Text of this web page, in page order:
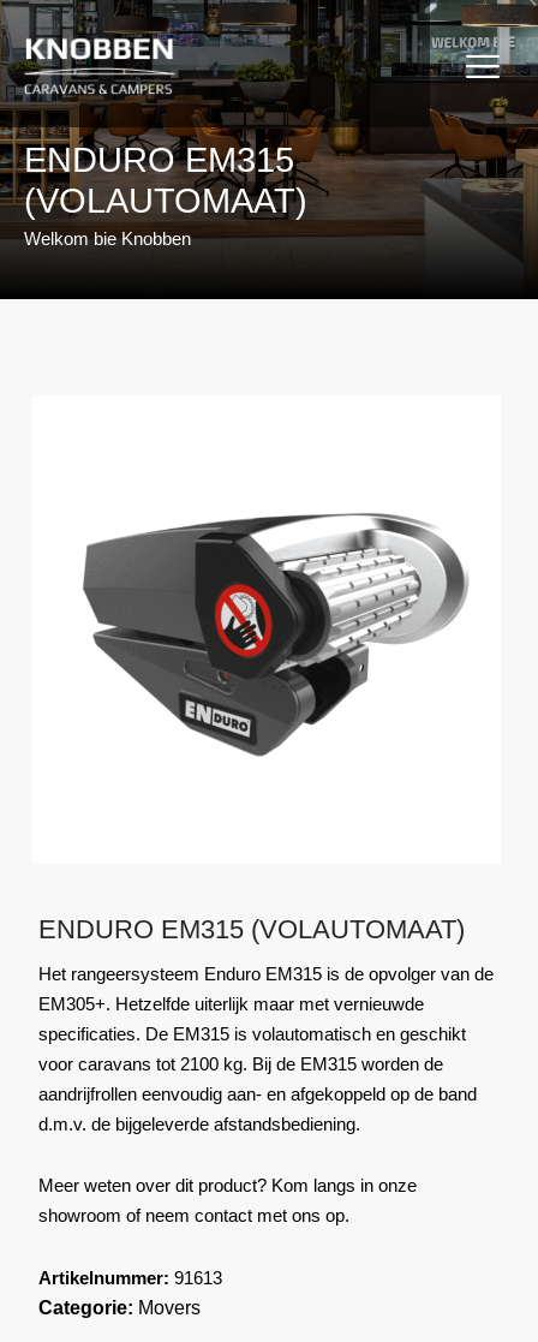
Ga
naar
de
inhoud
ENDURO EM315
(VOLAUTOMAAT)
Welkom bie Knobben
ENDURO EM315 (VOLAUTOMAAT)
Het rangeersysteem Enduro EM315 is de opvolger van de
EM305+. Hetzelfde uiterlijk maar met vernieuwde
specificaties. De EM315 is volautomatisch en geschikt
voor caravans tot 2100 kg. Bij de EM315 worden de
aandrijfrollen eenvoudig aan- en afgekoppeld op de band
d.m.v. de bijgeleverde afstandsbediening.
Meer weten over dit product? Kom langs in onze
showroom of neem contact met ons op.
Artikelnummer: 91613
Categorie: Movers